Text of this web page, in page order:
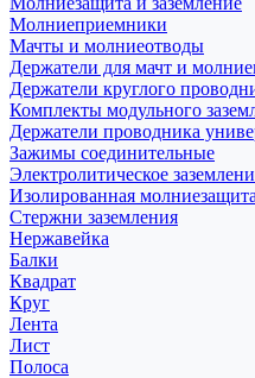
Молниеприемники
Мачты и молниеотводы
Держатели для мачт и
Держатели круглого
Комплекты модульного
Держатели проводника
Зажимы соединительные
Электролитическое
Изолированная молниезащита
Стержни заземления
Нержавейка
Балки
Квадрат
Круг
Лента
Лист
Полоса